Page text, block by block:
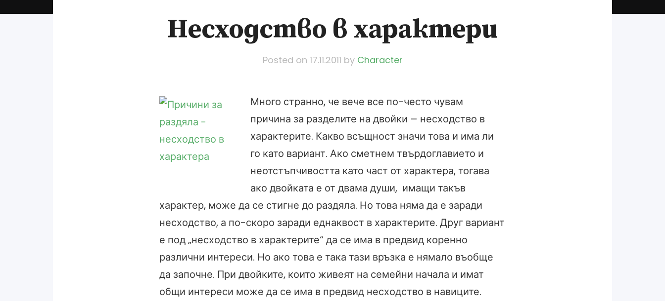
Несходство в характери
Posted on 17.11.2011 by Character
Много странно, че вече все по-често чувам
причина за разделите на двойки – несходство в
характерите. Какво всъщност значи това и има ли
го като вариант. Ако сметнем твърдоглавието и
неотстъпчивостта като част от характера, тогава
ако двойката е от двама души, имащи такъв
характер, може да се стигне до раздяла. Но това няма да е заради
несходство, а по-скоро заради еднаквост в характерите. Друг вариант
е под „несходство в характерите“ да се има в предвид коренно
различни интереси. Но ако това е така тази връзка е нямало въобще
да започне. При двойките, които живеят на семейни начала и имат
общи интереси може да се има в предвид несходство в навиците.